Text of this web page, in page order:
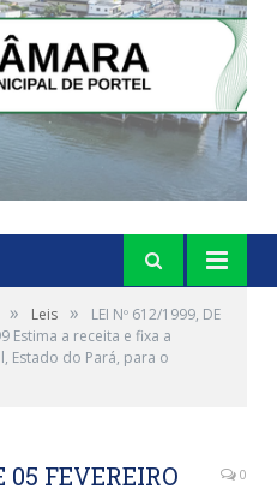
» Leis »
LEI Nº 612/1999, DE
Estima a receita e fixa a
Estado do Pará, para o
05 FEVEREIRO
0